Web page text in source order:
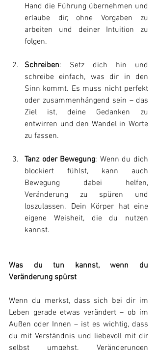
Hand die Führung übernehmen und
erlaube dir, ohne Vorgaben zu
arbeiten und deiner Intuition zu
folgen.
Schreiben: Setz dich hin und
schreibe einfach, was dir in den
Sinn kommt. Es muss nicht perfekt
oder zusammenhängend sein – das
Ziel ist, deine Gedanken zu
entwirren und den Wandel in Worte
zu fassen.
Tanz oder Bewegung: Wenn du dich
blockiert fühlst, kann auch
Bewegung dabei helfen,
Veränderung zu spüren und
loszulassen. Dein Körper hat eine
eigene Weisheit, die du nutzen
kannst.
Was du tun kannst, wenn du
Veränderung spürst
Wenn du merkst, dass sich bei dir im
Leben gerade etwas verändert – ob im
Außen oder Innen – ist es wichtig, dass
du mit Verständnis und liebevoll mit dir
selbst umgehst. Veränderungen